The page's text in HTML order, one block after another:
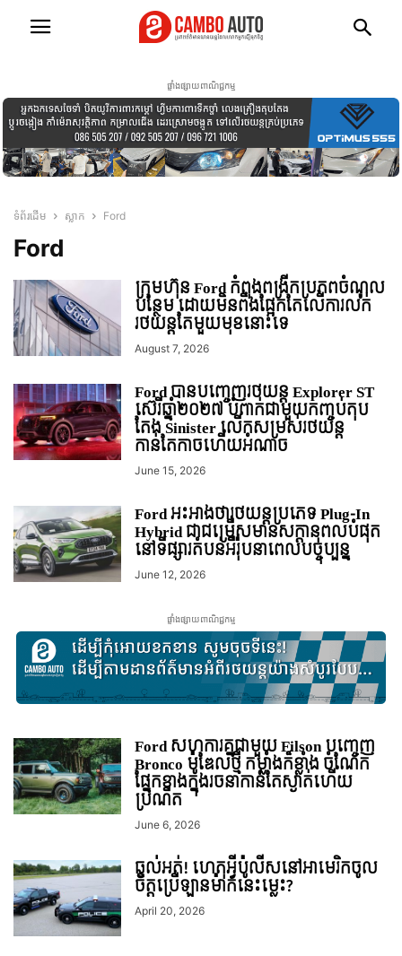
ផ្ទាំងផ្សាយពាណិជ្ជកម្ម
ទំព័រដើម ស្លាក Ford
Ford
ក្រុមហ៊ុន Ford កំពុងពង្រីកប្រភពចំណូល
បន្ថែម ដោយមិនពឹងផ្អែកតែលើការលក់
រថយន្ដតែមួយមុខនោះទេ
August 7, 2026
Ford បានបញ្ចេញរថយន្ដ Explorer ST
ស៊េរីឆ្នាំ២០២៧ បំពាក់ជាមួយកញ្ចប់តុប
តែង Sinister លើកសម្រស់រថយន្ដ
កាន់តែកាចហើយអំណាច
June 15, 2026
Ford អះអាងថារថយន្តប្រភេទ Plug-In
Hybrid ជាជម្រើសមានសក្តានុពលបំផុត
នៅទីផ្សារតំបន់អឺរ៉ុបនាពេលបច្ចុប្បន្ន
June 12, 2026
ផ្ទាំងផ្សាយពាណិជ្ជកម្ម
Ford សហការគ្នជាមួយ Filson បញ្ចេញ
Bronco ម៉ូឌែលថ្មី កម្លាំងក៏ខ្លាំង ចំណែក
ផ្នែកខាងក្នុងរចនាកាន់តែស្ងាត់ហើយ
ប្រណីត
June 6, 2026
ឆ្ងល់់អត់! ហេតុអ្វីប៉ូលីសនៅអាមេរិកចូល
ចិត្តប្រើឡានម៉ាកនេះម្លេះ?
April 20, 2026